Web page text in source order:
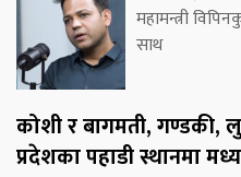
महामन्त्री
साथ
कोशी र बागमती, गण्डकी,
प्रदेशका पहाडी स्थानमा